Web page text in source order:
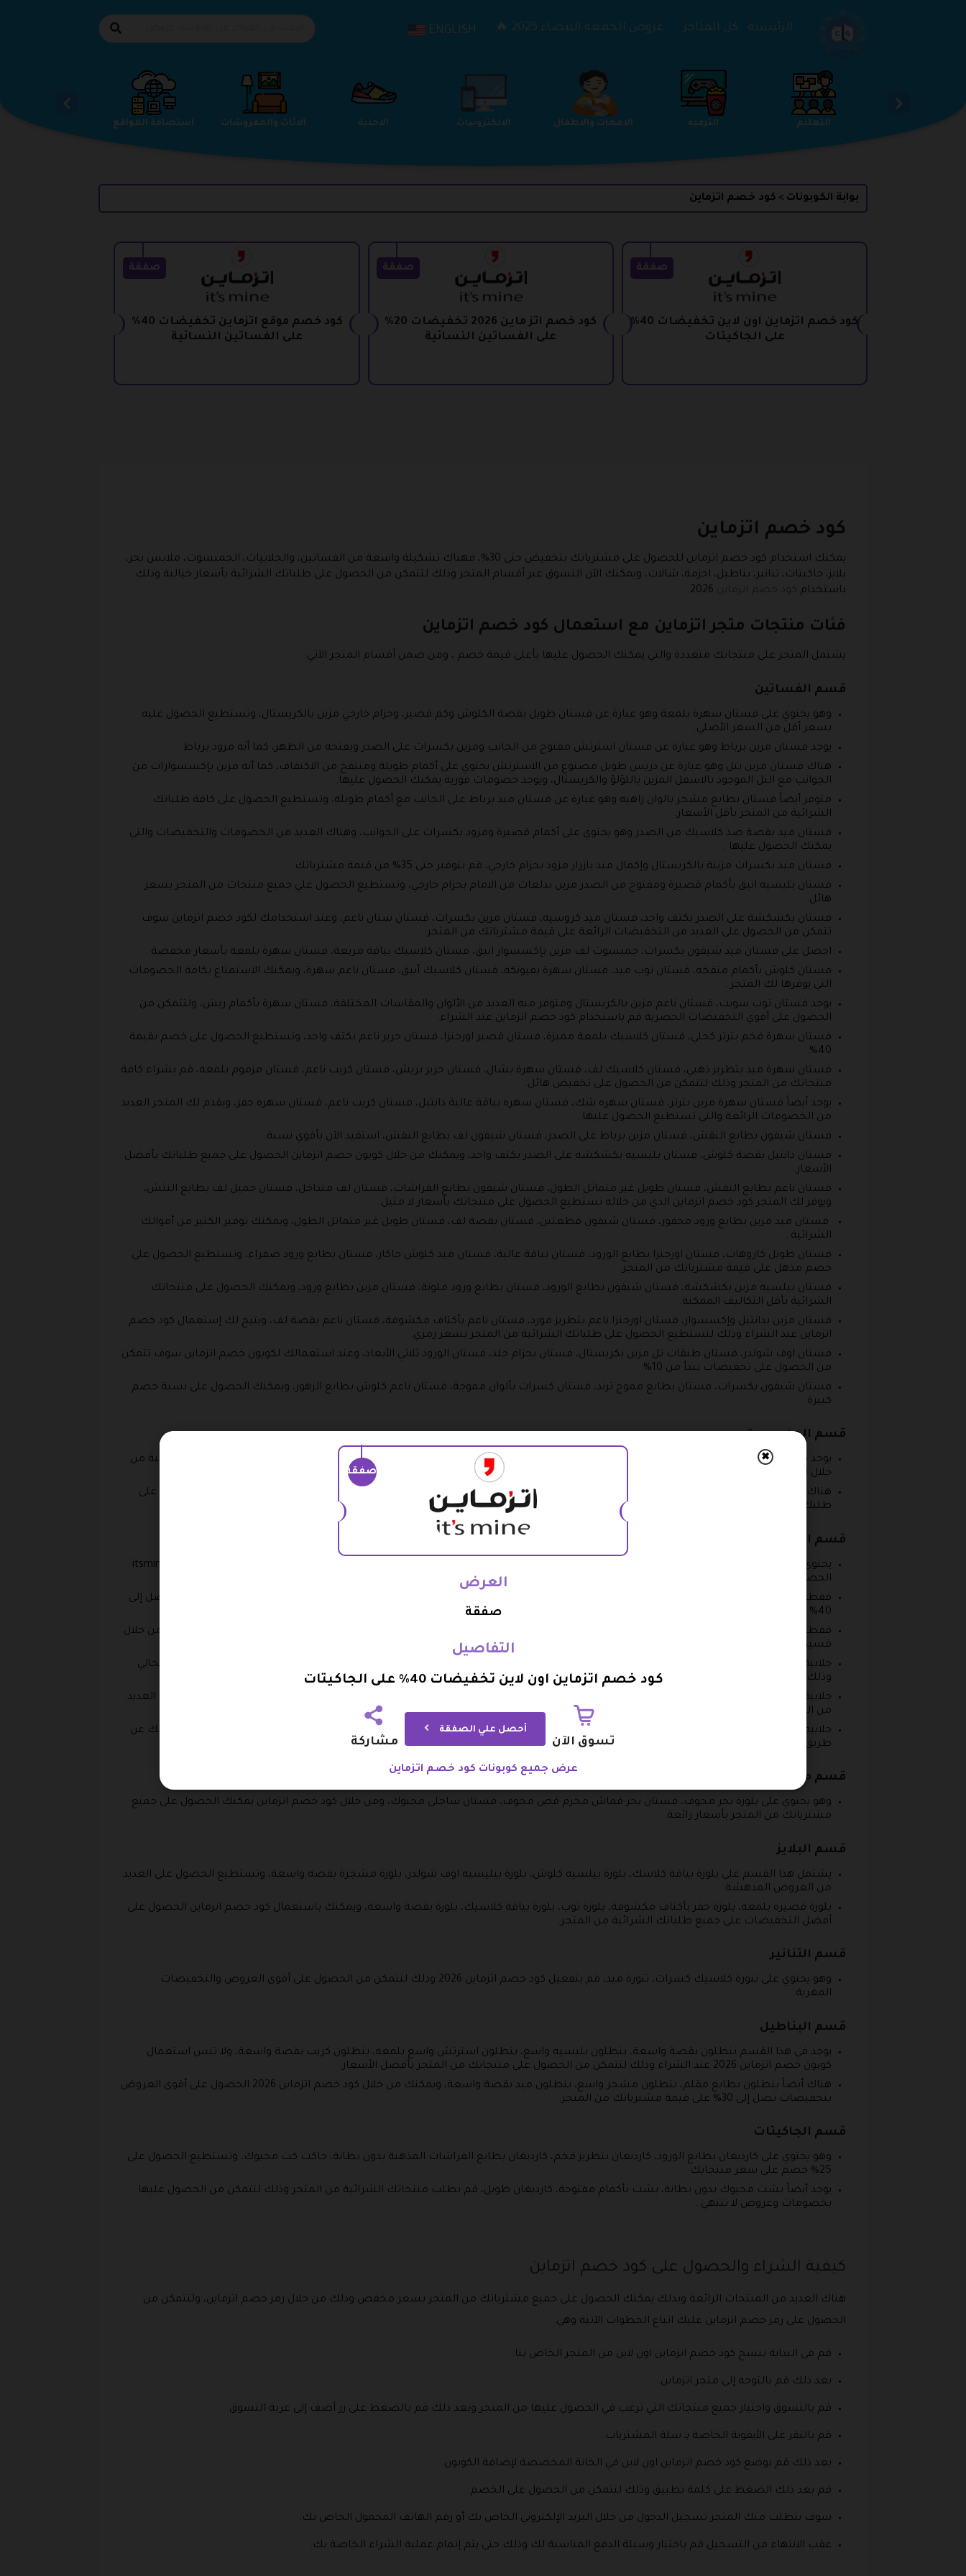
الرئيسية كل المتاجر عروض الجمعة البيضاء 2025 🔥 ENGLISH
استضافة المواقع الاثاث والمفروشات الاحذية الالكترونيات الامهات والاطفال الترفيه التعليم الجمال والعناية الخدمات
بوابة الكوبونات > كود خصم اتزماين
صفقة
كود خصم اتزماين اون لاين تخفيضات 40%
على الجاكيتات
صفقة
كود خصم اتز ماين 2026 تخفيضات 20%
على الفساتين النسائية
صفقة
كود خصم موقع اتزماين تخفيضات 40%
على الفساتين النسائية
كود خصم اتزماين
يمكنك استخدام كود خصم اتزماين للحصول على مشترياتك بتخفيض حتى 30%، فهناك تشكيلة واسعة من الفساتين، والجلابيات، الجمبسوت، ملابس بحر،
بلايز، جاكيتات، تنانير، بناطيل، احزمة، شالات، ويمكنك الآن التسوق عبر أقسام المتجر وذلك لتتمكن من الحصول على طلباتك الشرائية بأسعار خيالية وذلك
باستخدام كود خصم اتزماين
فئات منتجات متجر اتزماين مع استعمال كود خصم اتزماين
يشتمل المتجر على منتجاتك متعددة والتي يمكنك الحصول عليها بأعلى قيمة خصم ، ومن ضمن أقسام المتجر الآتي:
قسم الفساتين
وهو يحتوي على فستان سهرة بلمعة وهو عبارة عن فستان طويل بقصة الكلوش وكم قصير، وحزام خارجي مزين بالكريستال، وتستطيع الحصول عليه
بسعر أقل من السعر الأصلي.
يوجد فستان مزين برباط وهو عبارة عن فستان استرتش مفتوح من الجانب ومزين بكسرات على الصدر وبفتحه من الظهر، كما أنه مزود برباط
هناك فستان مزين بتل وهو عبارة عن دريس طويل مصنوع من الاسترتش يحتوي على أكمام طويلة ومنتفخ من الاكتفاف، كما أنه مزين بإكسسوارات من
الجوانب مع التل الموجود بالاسفل المزين باللؤلؤ والكريستال، ويوجد خصومات فورية يمكنك الحصول عليها.
متوفر أيضاً فستان بطابع مشجر بالوان زاهيه وهو عبارة عن فستان ميد برباط على الجانب مع أكمام طويلة، وتستطيع الحصول على كافة طلباتك
الشرائية من المتجر بأقل الأسعار.
فستان ميد بقصة صد كلاسيك من الصدر وهو يحتوي على أكمام قصيرة ومزود بكسرات على الجوانب، وهناك العديد من الخصومات والتخفيضات والتي
يمكنك الحصول عليها .
فستان ميد بكسرات مزينة بالكريستال وإكمال ميد بازرار مزود بحزام خارجي، قم بتوفير حتى 35% من قيمة مشترياتك .
فستان بليسيه انيق بأكمام قصيرة ومفتوح من الصدر مزين بدلعات من الامام بحزام خارجي، وتستطيع الحصول علي جميع منتجات من المتجر بسعر
هائل.
فستان بكشكشة على الصدر بكتف واحد، فستان ميد كروسيه، فستان مزين بكسرات، فستان ستان ناعم، وعند استخدامك لكود خصم اتزماين سوف
تتمكن من الحصول على العديد من التخفيضات الرائعة على قيمة مشترياتك من المتجر.
احصل على فستان ميد شيفون بكسرات، جمبسوت لف مزين بإكسسوار انيق، فستان كلاسيك بياقة مربعة، فستان سهرة بلمعه بأسعار مخفضة .
فستان كلوش بأكمام منفخه، فستان توب ميد، فستان سهرة بفيونكه، فستان كلاسيك أنيق، فستان ناعم سهرة، ويمكنك الاستمتاع بكافة الخصومات
التي يوفرها لك المتجر .
يوجد فستان توب سويت، فستان ناعم مزين بالكريستال ومتوفر منه العديد من الألوان والمقاسات المختلفة، فستان سهرة بأكمام ريش، ولتتمكن من
الحصول على أقوي التخفيضات الحصرية قم باستخدام كود خصم اتزماين عند الشراء.
فستان سهرة فخم بترتر كحلي، فستان كلاسيك بلمعة مميزة، فستان قصير اورجنزا، فستان حرير ناعم بكتف واحد، وتستطيع الحصول على خصم بقيمة
40%.
فستان سهرة ميد بتطريز ذهبي، فستان كلاسيك لف، فستان سهرة بشال، فستان حرير بريش، فستان كريب ناعم، فستان مزموم بلمعه، قم بشراء كافة
منتجاتك من المتجر وذلك لتتمكن من الحصول على تخفيض هائل.
يوجد أيضاً فستان سهرة مزين بترتر، فستان سهره شك، فستان سهره بياقة عالية دانتيل، فستان كريب ناعم، فستان سهره حفر، ويقدم لك المتجر العديد
من الخصومات الرائعة والتي تستطيع الحصول عليها .
فستان شيفون بطابع النقش، فستان مزين برباط على الصدر، فستان شيفون لف بطابع النقش، استفيد الآن بأقوي نسبة.
فستان دانتيل بقصة كلوش، فستان بليسيه بكشكشه على الصدر بكتف واحد، ويمكنك من خلال كوبون خصم اتزماين الحصول على جميع طلباتك بأفضل
الأسعار.
فستان ناعم بطابع النقش، فستان طويل غير متماثل الطول، فستان شيفون بطابع الفراشات، فستان لف متداخل، فستان جميل لف بطابع النثش،
ويوفر لك المتجر كود خصم اتزماين الذي من خلاله تستطيع الحصول على منتجاتك بأسعار لا مثيل.
فستان ميد مزين بطابع ورود محفور، فستان شيفون قطعتين، فستان بقصة لف، فستان طويل غير متماثل الطول، ويمكنك توفير الكثير من أموالك
الشرائية .
فستان طويل كاروهات، فستان اورجنزا بطابع الورود، فستان بياقة عالية، فستان ميد كلوش جاكار، فستان بطابع ورود صفراء، وتستطيع الحصول على
خصم مذهل على قيمة مشترياتك من المتجر.
فستان بيلسيه مزين بكشكشة، فستان شيفون بطابع الورود، فستان بطابع ورود ملونة، فستان مزين بطابع ورود، ويمكنك الحصول على منتجاتك
الشرائية بأقل التكاليف الممكنة.
فستان مزين بدانتيل وإكسسوار، فستان اورجنزا ناعم بتطريز مورد، فستان ناعم بأكتاف مكشوفة، فستان ناعم بقصة لف، ويتيح لك إستعمال كود خصم
اتزماين عند الشراء وذلك لتستطيع الحصول على طلباتك الشرائية من المتجر بسعر رمزي.
فستان اوف شولدر، فستان طبقات تل مزين بكريستال، فستان بحزام جلد، فستان الورود ثلاثي الأبعاد، وعند استعمالك لكوبون خصم اتزماين سوف تتمكن
من الحصول على تخفيضات تبدأ من 10%
فستان شيفون بكسرات، فستان بطابع مموج ترند، فستان كسرات بألوان مموجة، فستان ناعم كلوش بطابع الزهور، ويمكنك الحصول على نسبة خصم
كبيرة .
قسم الجمبسوت
يوجد في هذا القسم العديد من المنتجات والتي منها جمبسوت لف مزين بإكسسوار أنيق، جمبسوت بيلسيه فخم، بادر الآن بطلب منتجاتك الشرائية من
خلال المتجر وذلك لتتمكن من الحصول عليها بسعر رمزي.
هناك جمبسوت بيلسيه اوف شولدر ومتوافر منه ألوان متعددة، جمبسوت بيليسه استرتش، جمبسوت قطعتين، يمكنك الحصول على خصم رائع على
طلبك الأول من المتجر.
قسم الجلابيات
يحتوي هذا القسم على قفطان مطرز بقصة واسعة، قفطان مزين بكلف مذهبه، قفطان محيوك بتطريز مذهب، ويمكنك باستخدام كود خصم itsminesa
الحصول على مشترياتك من المتجر بأسعار رائعة.
قفطان مغربي، قفطان بطابع مذهب، قفطان بطابع تراثي، قفطان بياقة عالية، قفطان بطابع النقش، وتستطيع الحصول على خصومات تكاد تصل إلى
40% وذلك عند إدخال كود خصم itsminesa.
قفطان كسرات بألوان متدرجة، قفطان بأكمام منتفخة، قفطان مغربي بغطاء رأس، قفطان بقصة واسعة، احصل على تخفيض حتى 45% وذلك من خلال
قسيمة شراء اتزماين.
جلابية طويلة بالوان مموجه فخمة، قفطان مزين بكلف الطاوؤس، قفطان بأكتاف مكشوفة، وتستطيع الحصول على خصم إضافي فوق الخصم الحالي
وذلك من خلال استعمالك لقسيمة شراء اتزماين.
جلابية كويتيه، جلابية مغربي، قفطان مورد، جلابية مزينة باللؤلؤ، قفطان بتطريز على الصدر، ويمكنك من خلال كود خصم موقع اتزماين الحصول على العديد
من التخفيضات العالية على قيمة مشترياتك من المتجر.
جلايبه بأكمام كيمونو، قفطان بدلعات على الكتف، قفطان بأكتاف مكشوفة، وتستطيع الحصول على كافة مستلزماتك من المتجر بسعر مميز وذلك عن
طريق استخدام كود خصم موقع اتزماين.
قسم ملابس البحر
وهو يحتوي على بلوزة بحر مجوف، فستان بحر قماش مخرم قص مجوف، فستان ساحلي محبوك، ومن خلال كود خصم اتزماين يمكنك الحصول على جميع
مشترياتك من المتجر بأسعار رائعة.
قسم البلايز
يشتمل هذا القسم على بلوزة بياقة كلاسك، بلوزة بيلسيه كلوش، بلوزة بيليسيه اوف شولدر، بلوزة مشجرة بقصه واسعة، وتستطيع الحصول على العديد
من العروض المدهشة.
بلوزة قصيرة بلمعه، بلوزة حفر بأكتاف مكشوفة، بلوزة توب، بلوزة بياقة كلاسيك، بلوزة بقصة واسعة، ويمكنك باستعمال كود خصم اتزماين الحصول على
أفضل التخفيضات على جميع طلباتك الشرائية من المتجر.
قسم التنانير
وهو يحتوي على تنورة كلاسيك كسرات، تنورة ميد، قم بتفعيل كود خصم اتزماين 2026 وذلك لتتمكن من الحصول على أقوى العروض والتخفيضات
المغرية.
قسم البناطيل
يوجد في هذا القسم بنطلون بقصة واسعة، بنطلون بليسيه واسع، بنطلون استرتش واسع بلمعه، بنطلون كريب بقصة واسعة، ولا تنس استعمال
كوبون خصم اتزماين 2026 عند الشراء وذلك لتتمكن من الحصول على منتجاتك من المتجر بأفضل الأسعار.
هناك أيضاً بنطلون بطابع مقلم، بنطلون مشجر واسع، بنطلون ميد بقصة واسعة، ويمكنك من خلال كود خصم اتزماين 2026 الحصول على أقوى العروض
بتخفيضات تصل إلى 30% على قيمة مشترياتك من المتجر.
قسم الجاكيتات
وهو يحتوي على كارديغان بطابع الورود، كارديغان بتطريز فخم، كارديغان بطابع الفراشات المذهبة بدون بطانة، جاكت كت محيوك، وتستطيع الحصول على
25% خصم على سعر منتجاتك .
يوجد أيضاً بشت محيوك بدون بطانة، بشت بأكمام مفتوحة، كارديغان طويل، قم بطلب منتجاتك الشرائية من المتجر وذلك لتتمكن من الحصول عليها
بخصومات وعروض لا تنتهي .
كيفية الشراء والحصول على كود خصم اتزماين
هناك العديد من المنتجات الرائعة وبذلك يمكنك الحصول على جميع مشترياتك من المتجر بسعر مخفض وذلك من خلال رمز خصم اتزماين، ولتتمكن من
الحصول على رمز خصم اتزماين عليك اتباع الخطوات الآتية وهي:
قم في البداية بنسخ كود خصم اتزماين اون لاين من المتجر الخاص بنا.
بعد ذلك قم بالتوجه إلى متجر اتزماين.
قم بالتسوق واختيار جميع منتجاتك التي ترغب في الحصول عليها من المتجر وبعد ذلك قم بالضغط على زر أضف إلى عربة التسوق.
قم بالنقر على الأيقونة الخاصة بـ سلة المشتريات.
بعد ذلك قم بوضع كود خصم اتزماين اون لاين في الخانة المخصصة لإضافة الكوبون.
قم بعد ذلك الضغط على كلمة تطبيق وذلك لتتمكن من الحصول على الخصم.
سوف يتطلب منك المتجر تسجيل الدخول من خلال البريد الإلكتروني الخاص بك أو رقم الهاتف المحمول الخاص بك.
عقب الانتهاء من التسجيل قم باختيار وسيلة الدفع المناسبة لك وذلك حتى يتم إتمام عملية الشراء الخاصة بك.
صفقة
✖
العرض
صفقة
التفاصيل
كود خصم اتزماين اون لاين تخفيضات 40% على الجاكيتات
تسوق الآن
أحصل علي الصفقة
مشاركة
عرض جميع كوبونات كود خصم اتزماين